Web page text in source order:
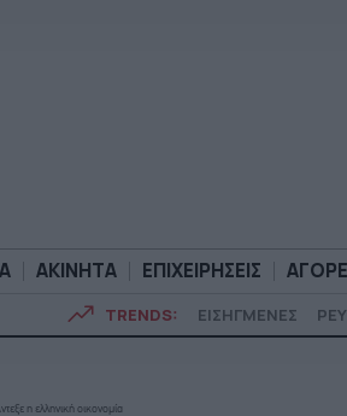
ΑΚΙΝΗΤΑ ΕΠΙΧΕΙΡΗΣΕΙΣ
TRENDS: ΕΙΣΗΓΜΕΝΕΣ
η ελληνική οικονομία